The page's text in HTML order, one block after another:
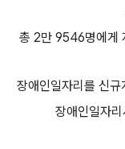
총 2만 9546명에게
장애인일자리를 신
장애인일자